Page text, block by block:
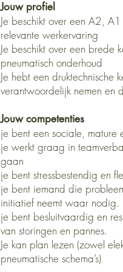
Jouw profiel
Je beschikt over een A2,
relevante werkervaring
Je beschikt over een brede
pneumatisch onderhoud
Je hebt een druktechnische
verantwoordelijk nemen en
Jouw competenties
je bent een sociale, mature
je werkt graag in
gaan
je bent stressbestendig en
je bent iemand die
initiatief neemt waar nodig.
je bent besluitvaardig en
van storingen en pannes.
Je kan plan lezen (zowel
pneumatische schema’s)